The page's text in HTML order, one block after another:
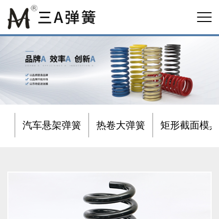
汽车悬架弹簧 热卷大弹簧 矩形截面模